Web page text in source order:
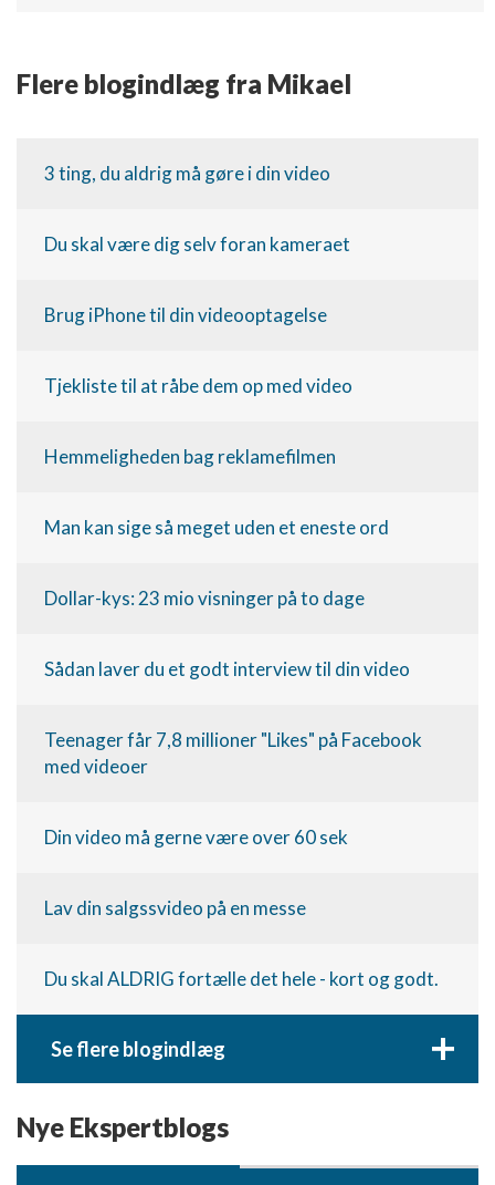
Flere blogindlæg fra Mikael
3 ting, du aldrig må gøre i din video
Du skal være dig selv foran kameraet
Brug iPhone til din videooptagelse
Tjekliste til at råbe dem op med video
Hemmeligheden bag reklamefilmen
Man kan sige så meget uden et eneste ord
Dollar-kys: 23 mio visninger på to dage
Sådan laver du et godt interview til din video
Teenager får 7,8 millioner "Likes" på Facebook
med videoer
Din video må gerne være over 60 sek
Lav din salgssvideo på en messe
Du skal ALDRIG fortælle det hele - kort og godt.
Se flere blogindlæg +
Nye Ekspertblogs
kilder
Bruge begrænsede oplysninger til at vælge
indhold
Bruge præcise geografiske
Identificere enheder baseret på aktivt
Ydeevne
Annoncering / marketing